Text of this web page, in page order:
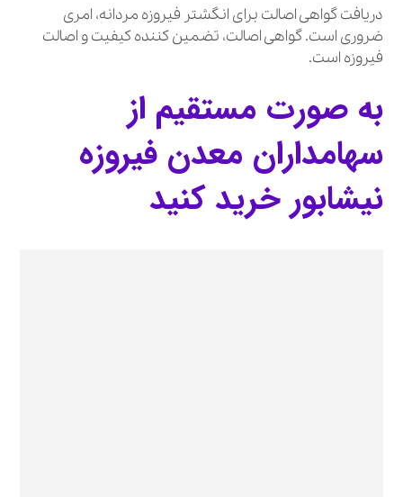
دریافت گواهی اصالت برای انگشتر فیروزه مردانه، امری
ضروری است. گواهی اصالت، تضمین کننده کیفیت و اصالت
فیروزه است.
به صورت مستقیم از
سهامداران معدن فیروزه
نیشابور خرید کنید